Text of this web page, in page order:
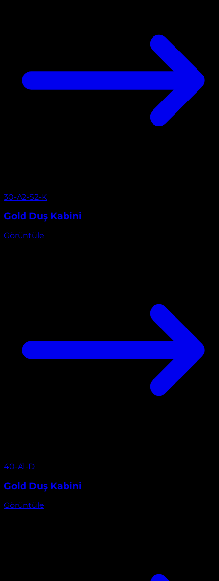
Görüntüle
Görüntüle